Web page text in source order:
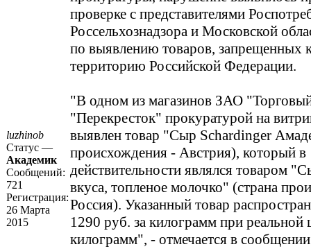
luzhinob
Статус —
Академик
Сообщений:
721
Регистрация:
26 Марта
2015
проверке с представителями
Россельхознадзора и Московской
по выявлению товаров, запрещенных
территорию Российской Федерации.
"В одном из магазинов ЗАО
"Перекресток" прокуратурой на
выявлен товар "Сыр Schardinger
происхождения - Австрия), который в
действительности являлся товаром
вкуса, топленое молочко" (страна
Россия). Указанный товар
1290 руб. за килограмм при реальной
килограмм", - отмечается в